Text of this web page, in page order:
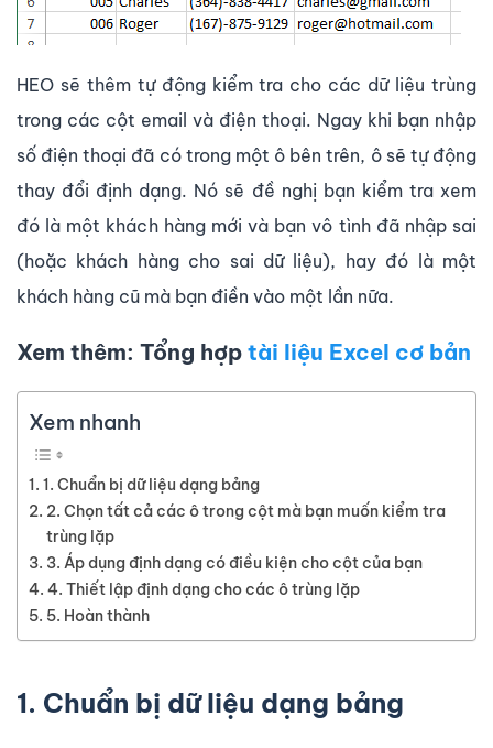
HEO sẽ thêm tự động kiểm tra cho các dữ liệu trùng
trong các cột email và điện thoại. Ngay khi bạn nhập
số điện thoại đã có trong một ô bên trên, ô sẽ tự động
thay đổi định dạng. Nó sẽ đề nghị bạn kiểm tra xem
đó là một khách hàng mới và bạn vô tình đã nhập sai
(hoặc khách hàng cho sai dữ liệu), hay đó là một
khách hàng cũ mà bạn điền vào một lần nữa.
Xem thêm: Tổng hợp tài liệu Excel cơ bản
Xem nhanh
1. Chuẩn bị dữ liệu dạng bảng
2. Chọn tất cả các ô trong cột mà bạn muốn kiểm tra
trùng lặp
3. Áp dụng định dạng có điều kiện cho cột của bạn
4. Thiết lập định dạng cho các ô trùng lặp
5. Hoàn thành
1. Chuẩn bị dữ liệu dạng bảng